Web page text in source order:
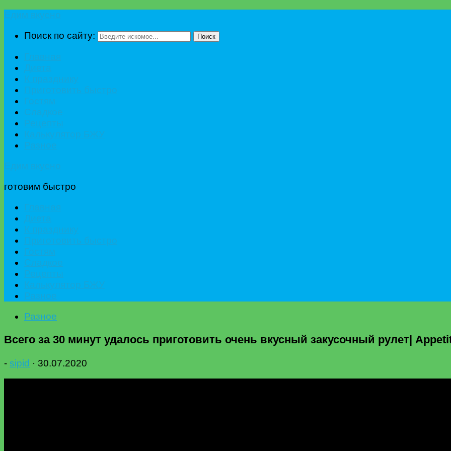
Поиск по сайту:
Поиск
готовим быстро
Разное
Всего за 30 минут удалось приготовить очень вкусный закусочный рулет|
- sipid · 30.07.2020